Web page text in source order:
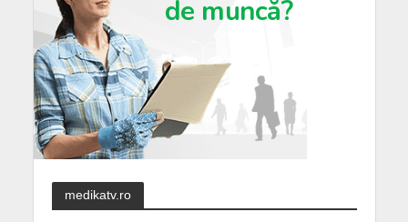
medikatv.ro